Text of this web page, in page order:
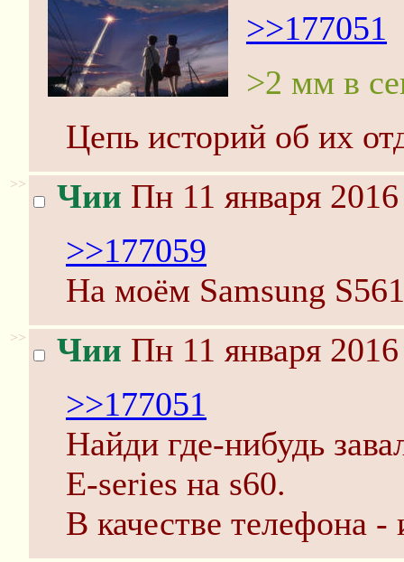
>>177051
>2 мм в
Цепь историй об их
>> Чии Пн 11 января
>>177059
На моём Samsung
>> Чии Пн 11 января
>>177051
Найди где-нибудь
E-series на s60.
В качестве телефона -